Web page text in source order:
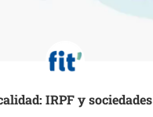
IRPF y sociedades